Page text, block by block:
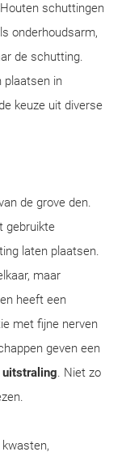
schuttingen
onderhoudsarm,
de schutting.
plaatsen in
keuze uit diverse
de grove den.
gebruikte
laten plaatsen.
maar
heeft een
met fijne nerven
geven een
. Niet zo